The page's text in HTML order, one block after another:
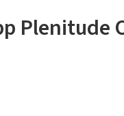
Plenitude